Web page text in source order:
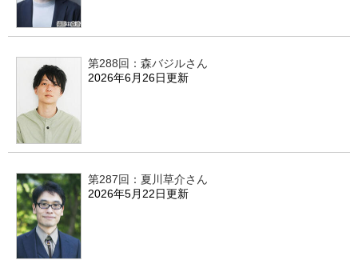
第288回：森バジルさん
2026年6月26日更新
第287回：夏川草介さん
2026年5月22日更新